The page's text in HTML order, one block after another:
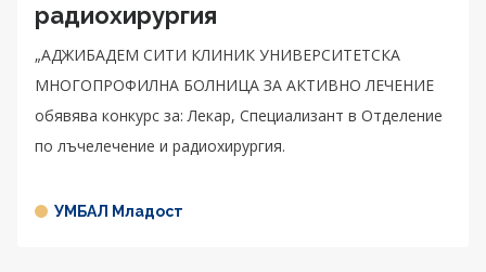
радиохирургия
„АДЖИБАДЕМ СИТИ КЛИНИК УНИВЕРСИТЕТСКА
МНОГОПРОФИЛНА БОЛНИЦА ЗА АКТИВНО ЛЕЧЕНИЕ
обявява конкурс за: Лекар, Специализант в Отделение
по лъчелечение и радиохирургия.
УМБАЛ Младост